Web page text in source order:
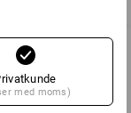
med moms)